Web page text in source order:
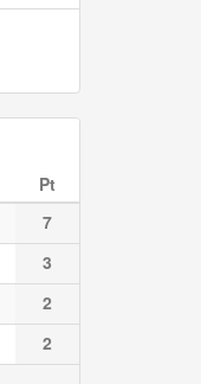
Pt
7
3
2
2